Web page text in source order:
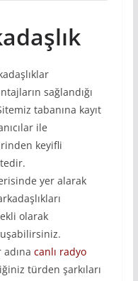
sağlandığı
tabanına kayıt
ile
keyifli
yer alarak
olarak
canlı radyo
türden şarkıları